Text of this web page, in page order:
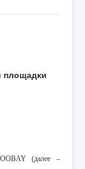
площадки
(далее –